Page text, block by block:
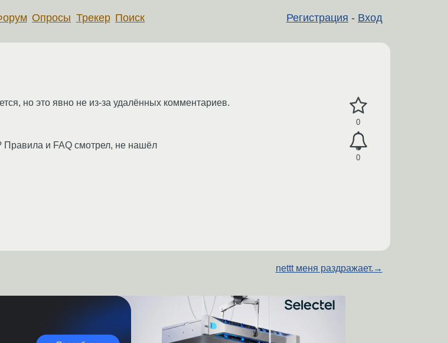
Регистрация - Вход
Опросы Трекер Поиск
0
0
но это явно не из-за удалённых комментариев.
Правила и FAQ смотрел, не нашёл
nettt меня раздражает. →